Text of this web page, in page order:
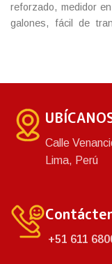
reforzado, medidor
galones, fácil de
Calle
Lima, Perú
+51 611